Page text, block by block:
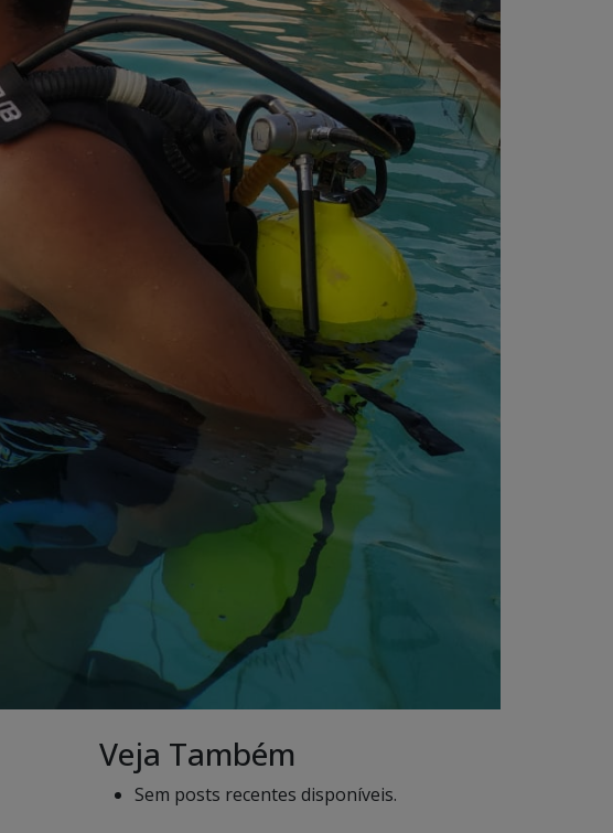
Veja Também
Sem posts recentes disponíveis.